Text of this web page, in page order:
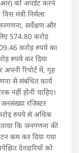
को अपडेट करने
मंत्री निर्मला
सर्वेक्षण और
574.80 करोड़
करोड़ रुपये का
रुपये कर दिया
रिपोर्ट में, गृह
से संबंधित कार्य
नहीं होनी चाहिए।
रजिस्टर
रुपये से अधिक
कि जनगणना की
कम कर दिया गया
देनदारियों को